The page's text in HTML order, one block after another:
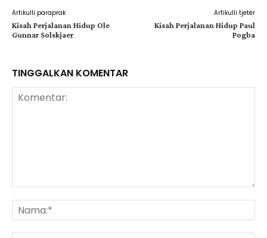
Artikulli paraprak
Kisah Perjalanan Hidup Ole
Gunnar Solskjaer
Artikulli tjetër
Kisah Perjalanan Hidup Paul
Pogba
TINGGALKAN KOMENTAR